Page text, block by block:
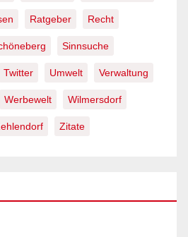
Ratgeber Recht
Sinnsuche
Twitter Umwelt Verwaltung
Werbewelt Wilmersdorf
Zitate